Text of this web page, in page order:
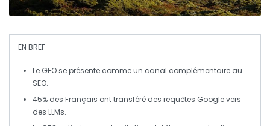
EN BREF
Le GEO se présente comme un canal complémentaire au
SEO.
45% des Français ont transféré des requêtes Google vers
des LLMs.